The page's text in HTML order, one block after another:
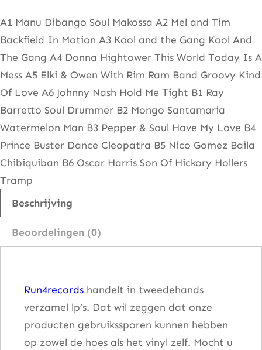
a
G
a
a
t
D
o
o
r
–
o
A1 Manu Dibango Soul Makossa A2 Mel and Tim
Backfield In Motion A3 Kool and the Gang Kool And
The Gang A4 Donna Hightower This World Today Is A
Mess A5 Elki & Owen With Rim Ram Band Groovy Kind
Of Love A6 Johnny Nash Hold Me Tight B1 Ray
Barretto Soul Drummer B2 Mongo Santamaria
Watermelon Man B3 Pepper & Soul Have My Love B4
Prince Buster Dance Cleopatra B5 Nico Gomez Baila
Chibiquiban B6 Oscar Harris Son Of Hickory Hollers
Tramp
Beschrijving
Beoordelingen (0)
Run4records handelt in tweedehands
verzamel lp’s. Dat wil zeggen dat onze
producten gebruikssporen kunnen hebben
op zowel de hoes als het vinyl zelf. Mocht u